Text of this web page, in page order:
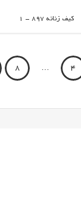
کیف زنانه 897 – 1
اطلاعات بیشتر
4
…
8